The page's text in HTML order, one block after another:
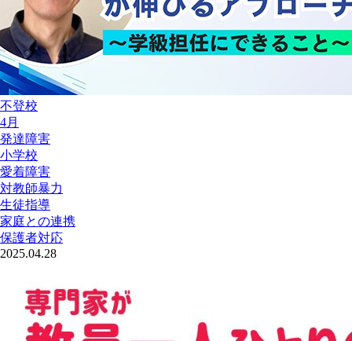
不登校
4月
発達障害
小学校
愛着障害
対教師暴力
生徒指導
家庭との連携
保護者対応
2025.04.28